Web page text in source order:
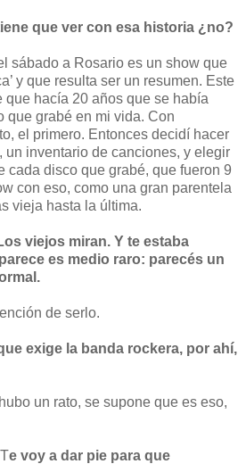
que ver con esa historia ¿no?
sábado a Rosario es un show que
y que resulta ser un resumen. Este
que hacía 20 años que se había
que grabé en mi vida. Con
el primero. Entonces decidí hacer
un inventario de canciones, y elegir
cada disco que grabé, que fueron 9
con eso, como una gran parentela
vieja hasta la última.
viejos miran. Y te estaba
es medio raro: parecés un
de serlo.
exige la banda rockera, por ahí,
un rato, se supone que es eso,
Te voy a dar pie para que